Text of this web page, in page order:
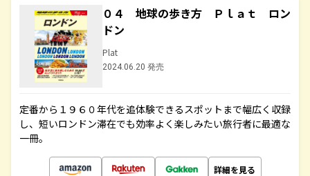
０４ 地球の歩き方 Ｐｌａｔ ロン
ドン
Plat
2024.06.20 発売
定番から１９６０年代を追体験できるスポットまで幅広く収録
し、短いロンドン滞在でも効率よく楽しみたい旅行者に最適な
一冊。
詳細を見る